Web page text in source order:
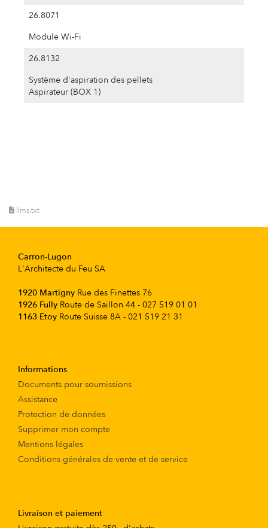
26.8071
Module Wi-Fi
26.8132
Système d'aspiration des pellets
Aspirateur (BOX 1)
llms.txt
Carron-Lugon
L'Architecte du Feu SA
1920 Martigny Rue des Finettes 76
1926 Fully Route de Saillon 44 - 027 519 01 01
1163 Etoy Route Suisse 8A - 021 519 21 31
Informations
Documents pour soumissions
Assistance
Protection de données
Supprimer mon compte
Mentions légales
Conditions générales de vente et de service
Livraison et paiement